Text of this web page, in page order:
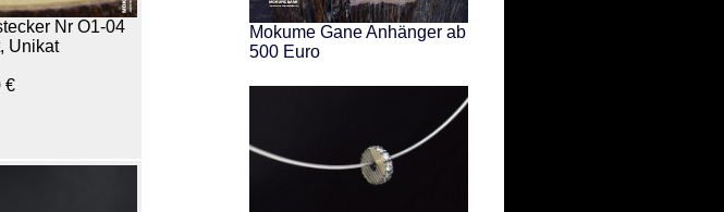
Nr O1-04
Unikat
€
Mokume Gane Anhänger ab
500 Euro